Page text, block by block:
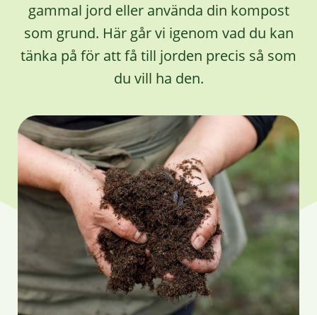
gammal jord eller använda din kompost
som grund. Här går vi igenom vad du kan
tänka på för att få till jorden precis så som
du vill ha den.